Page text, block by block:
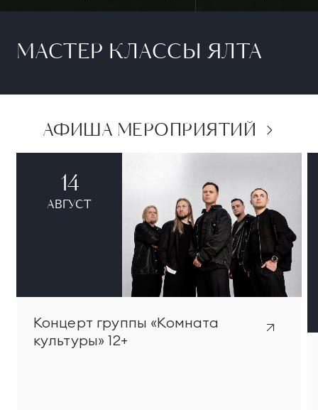
МАСТЕР КЛАССЫ ЯЛТА
АФИША МЕРОПРИЯТИЙ
14
АВГУСТ
Концерт группы «Комната
культуры» 12+